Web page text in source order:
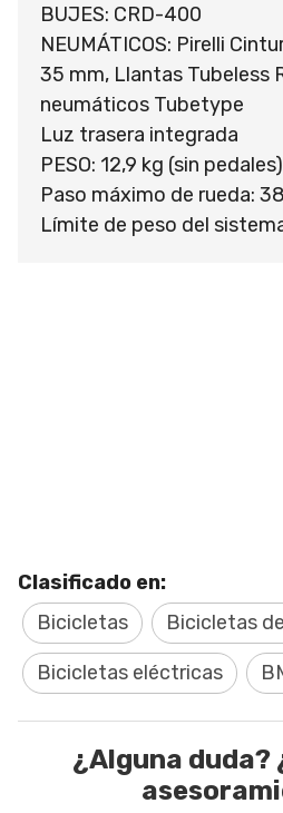
BUJES: CRD-400
NEUMÁTICOS: Pirelli
35 mm, Llantas Tubeless
neumáticos Tubetype
Luz trasera integrada
PESO: 12,9 kg (sin pedales)
Paso máximo de rueda:
Límite de peso del
Clasificado en:
Bicicletas
Bicicletas
Bicicletas eléctricas
¿Alguna duda?